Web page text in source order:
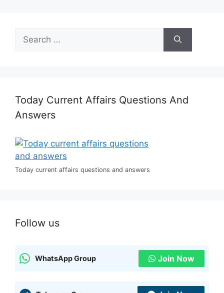
for:
Today Current Affairs Questions And
Answers
Today current affairs questions and answers
Follow us
WhatsApp Group Join Now